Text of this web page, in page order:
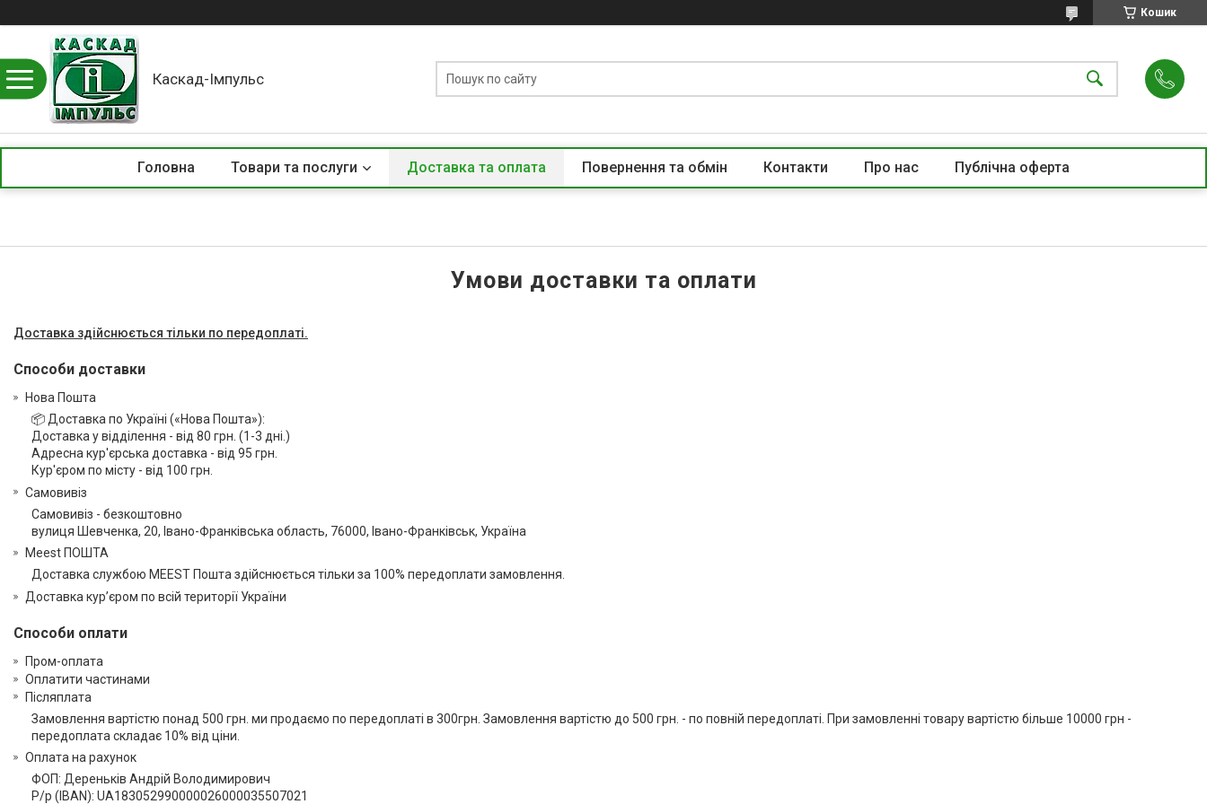
Кошик
Каскад-Імпульс
Головна Товари та послуги Доставка та оплата Повернення та обмін Контакти Про нас Публічна оферта
Умови доставки та оплати
Доставка здійснюється тільки по передоплаті.
Способи доставки
Нова Пошта
📦 Доставка по Україні («Нова Пошта»):
Доставка у відділення - від 80 грн. (1-3 дні.)
Адресна кур'єрська доставка - від 95 грн.
Кур'єром по місту - від 100 грн.
Самовивіз
Самовивіз - безкоштовно
вулиця Шевченка, 20, Івано-Франківська область, 76000, Івано-Франківськ, Україна
Meest ПОШТА
Доставка службою MEEST Пошта здійснюється тільки за 100% передоплати замовлення.
Доставка кур’єром по всій території України
Способи оплати
Пром-оплата
Оплатити частинами
Післяплата
Замовлення вартістю понад 500 грн. ми продаємо по передоплаті в 300грн. Замовлення вартістю до 500 грн. - по повній передоплаті. При замовленні товару вартістю більше 10000 грн -
передоплата складає 10% від ціни.
Оплата на рахунок
ФОП: Дереньків Андрій Володимирович
Р/р (IBAN): UA183052990000026000035507021